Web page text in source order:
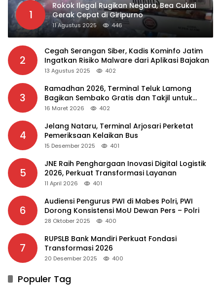
1
Rokok Ilegal Rugikan Negara, Bea Cukai
Gerak Cepat di Giripurno
11 Agustus 2025 446
2
Cegah Serangan Siber, Kadis Kominfo Jatim
Ingatkan Risiko Malware dari Aplikasi Bajakan
13 Agustus 2025 402
3
Ramadhan 2026, Terminal Teluk Lamong
Bagikan Sembako Gratis dan Takjil untuk
Masyarakat
16 Maret 2026 402
4
Jelang Nataru, Terminal Arjosari Perketat
Pemeriksaan Kelaikan Bus
15 Desember 2025 401
5
JNE Raih Penghargaan Inovasi Digital Logistik
2026, Perkuat Transformasi Layanan
11 April 2026 401
6
Audiensi Pengurus PWI di Mabes Polri, PWI
Dorong Konsistensi MoU Dewan Pers – Polri
28 Oktober 2025 400
7
RUPSLB Bank Mandiri Perkuat Fondasi
Transformasi 2026
20 Desember 2025 400
Populer Tag